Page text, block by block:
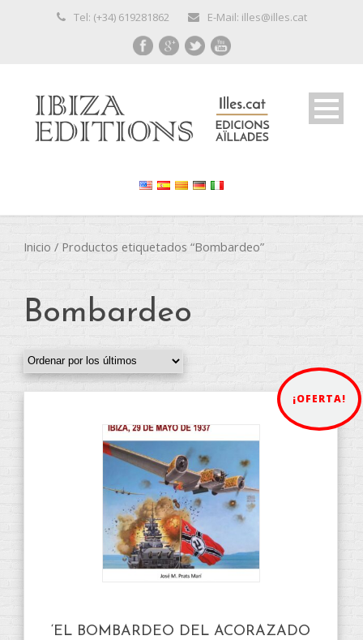
Tel: (+34) 619281862 E-Mail: illes@illes.cat
Inicio / Productos etiquetados “Bombardeo”
Bombardeo
¡OFERTA!
‘EL BOMBARDEO DEL ACORAZADO